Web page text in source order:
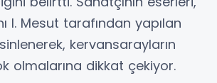
I. Mesut tarafından yapılan
kervansarayların
olmalarına dikkat çekiyor.